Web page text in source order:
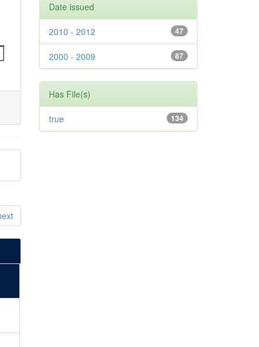
Date issued
47
2010 - 2012
87
2000 - 2009
Has File(s)
134
true